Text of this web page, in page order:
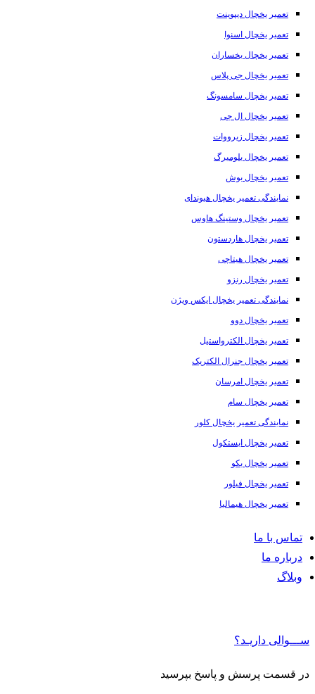
تعمیر یخچال دیپوینت
تعمیر یخچال اسنوا
تعمیر یخچال یخساران
تعمیر یخچال جی پلاس
تعمیر یخچال سامسونگ
تعمیر یخچال ال جی
تعمیر یخچال زیرووات
تعمیر یخچال بلومبرگ
تعمیر یخچال بوش
نمایندگی تعمیر یخچال هیوندای
تعمیر یخچال وستینگ هاوس
تعمیر یخچال هاردستون
تعمیر یخچال هیتاچی
تعمیر یخچال رنزو
نمایندگی تعمیر یخچال ایکس ویژن
تعمیر یخچال دوو
تعمیر یخچال الکترواستیل
تعمیر یخچال جنرال الکتریک
تعمیر یخچال امرسان
تعمیر یخچال سام
نمایندگی تعمیر یخچال کلور
تعمیر یخچال ایستکول
تعمیر یخچال بکو
تعمیر یخچال فیلور
تعمیر یخچال هیمالیا
تماس با ما
درباره ما
وبلاگ
ســـوالی داریـد؟
در قسمت پرسش و پاسخ بپرسید